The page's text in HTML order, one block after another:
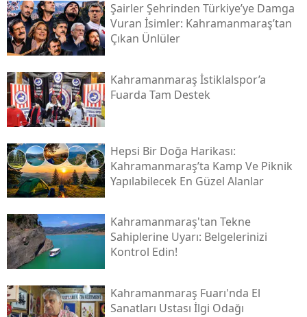
Şairler Şehrinden Türkiye’ye Damga
Vuran İsimler: Kahramanmaraş’tan
Çıkan Ünlüler
Kahramanmaraş İstiklalspor’a
Fuarda Tam Destek
Hepsi Bir Doğa Harikası:
Kahramanmaraş’ta Kamp Ve Piknik
Yapılabilecek En Güzel Alanlar
Kahramanmaraş'tan Tekne
Sahiplerine Uyarı: Belgelerinizi
Kontrol Edin!
Kahramanmaraş Fuarı'nda El
Sanatları Ustası İlgi Odağı